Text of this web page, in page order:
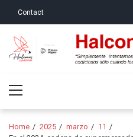
Contact
Menu
Home 2025 marzo
11